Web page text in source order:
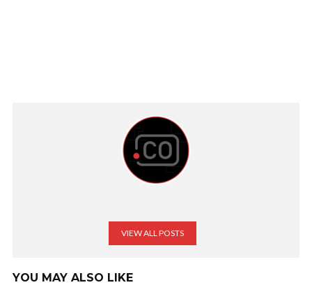
VIEW ALL POSTS
YOU MAY ALSO LIKE